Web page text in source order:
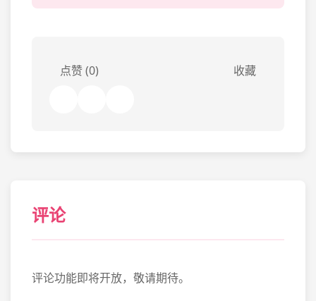
点赞 (0) 收藏
评论
评论功能即将开放，敬请期待。